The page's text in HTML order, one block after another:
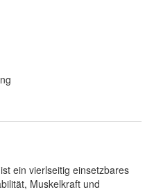
ein vierlseitig einsetzbares
Muskelkraft und